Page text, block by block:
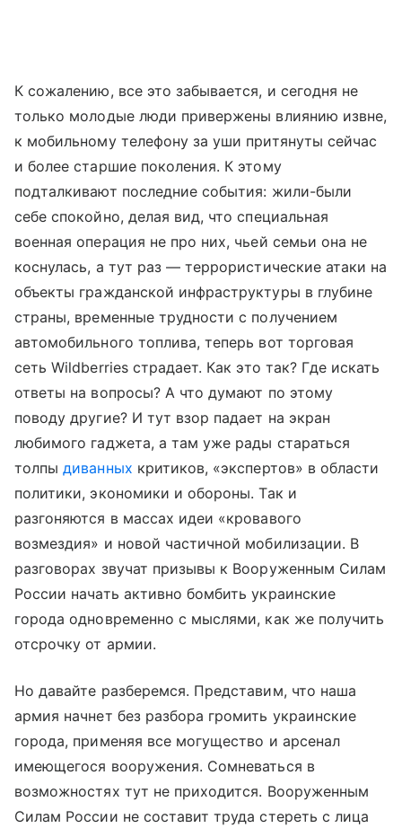
К сожалению, все это забывается, и сегодня не
только молодые люди привержены влиянию извне,
к мобильному телефону за уши притянуты сейчас
и более старшие поколения. К этому
подталкивают последние события: жили-были
себе спокойно, делая вид, что специальная
военная операция не про них, чьей семьи она не
коснулась, а тут раз — террористические атаки на
объекты гражданской инфраструктуры в глубине
страны, временные трудности с получением
автомобильного топлива, теперь вот торговая
сеть Wildberries страдает. Как это так? Где искать
ответы на вопросы? А что думают по этому
поводу другие? И тут взор падает на экран
любимого гаджета, а там уже рады стараться
толпыдиванных критиков, «экспертов» в области
политики, экономики и обороны. Так и
разгоняются в массах идеи «кровавого
возмездия» и новой частичной мобилизации. В
разговорах звучат призывы к Вооруженным Силам
России начать активно бомбить украинские
города одновременно с мыслями, как же получить
отсрочку от армии.
Но давайте разберемся. Представим, что наша
армия начнет без разбора громить украинские
города, применяя все могущество и арсенал
имеющегося вооружения. Сомневаться в
возможностях тут не приходится. Вооруженным
Силам России не составит труда стереть с лица